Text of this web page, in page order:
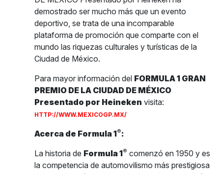
demostrado ser mucho más que un evento
deportivo, se trata de una incomparable
plataforma de promoción que comparte con el
mundo las riquezas culturales y turísticas de la
Ciudad de México.
Para mayor información del FORMULA 1 GRAN
PREMIO DE LA CIUDAD DE MÉXICO
Presentado por Heineken visita:
HTTP://WWW.MEXICOGP.MX/
Acerca de Formula 1®:
La historia de Formula 1® comenzó en 1950 y es
la competencia de automovilismo más prestigiosa